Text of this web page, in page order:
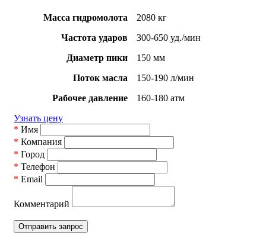
Масса гидромолота
2080 кг
Частота ударов
300-650 уд./мин
Диаметр пики
150 мм
Поток масла
150-190 л/мин
Рабочее давление
160-180 атм
Узнать цену
* Имя
* Компания
* Город
* Телефон
* Email
Комментарий